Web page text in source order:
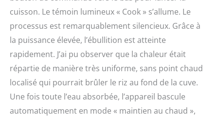
cuisson. Le témoin lumineux « Cook » s’allume. Le
processus est remarquablement silencieux. Grâce à
la puissance élevée, l’ébullition est atteinte
rapidement. J’ai pu observer que la chaleur était
répartie de manière très uniforme, sans point chaud
localisé qui pourrait brûler le riz au fond de la cuve.
Une fois toute l’eau absorbée, l’appareil bascule
automatiquement en mode « maintien au chaud »,